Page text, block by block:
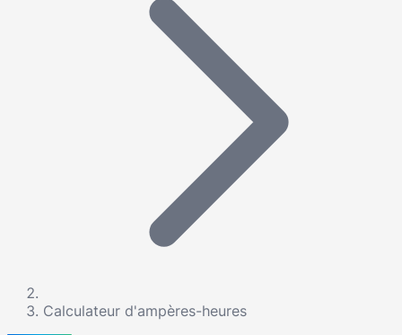
Calculateur d'ampères-heures